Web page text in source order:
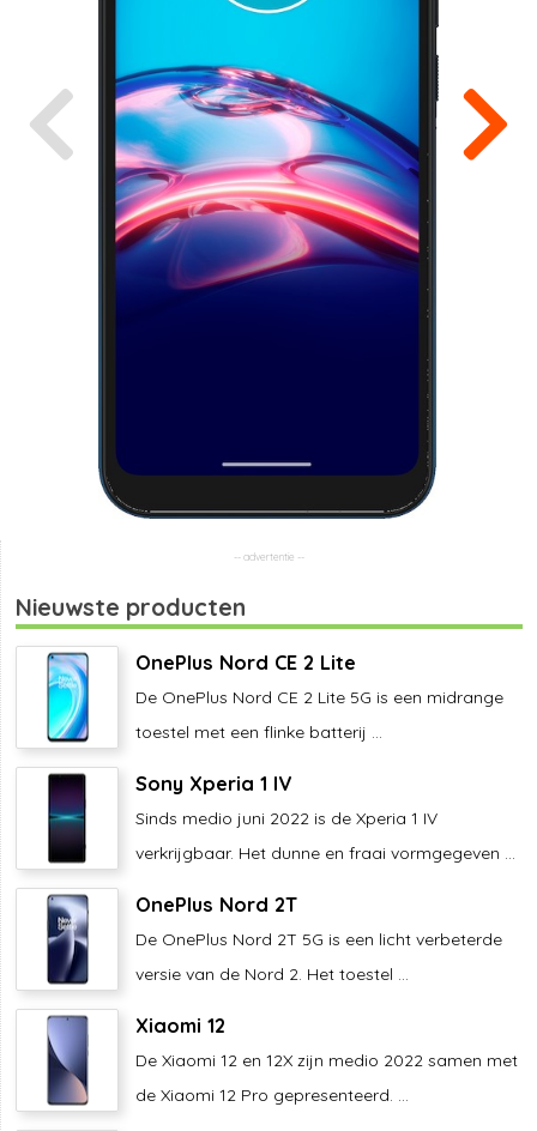
Nieuwste producten
OnePlus Nord CE 2 Lite
De OnePlus Nord CE 2 Lite 5G is een midrange
toestel met een flinke batterij ...
Sony Xperia 1 IV
Sinds medio juni 2022 is de Xperia 1 IV
verkrijgbaar. Het dunne en fraai vormgegeven ...
OnePlus Nord 2T
De OnePlus Nord 2T 5G is een licht verbeterde
versie van de Nord 2. Het toestel ...
Xiaomi 12
De Xiaomi 12 en 12X zijn medio 2022 samen met
de Xiaomi 12 Pro gepresenteerd. ...